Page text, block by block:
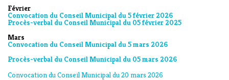
Février
Convocation du Conseil Municipal du 5 février 2026
Procès-verbal du Conseil Municipal du 05 février 2025
Mars
Convocation du Conseil Municipal du 5 mars 2026
Procès-verbal du Conseil Municipal du 05 mars 2026
Convocation du Conseil Municipal du 20 mars 2026